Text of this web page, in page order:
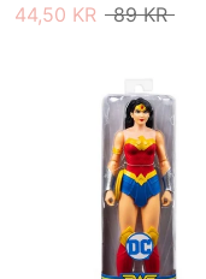
44,50 KR 89 KR